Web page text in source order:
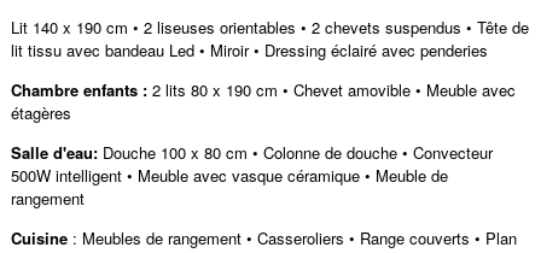
Lit 140 x 190 cm • 2 liseuses orientables • 2 chevets suspendus • Tête de
lit tissu avec bandeau Led • Miroir • Dressing éclairé avec penderies
Chambre enfants :2 lits 80 x 190 cm • Chevet amovible • Meuble avec
étagères
Salle d'eau:Douche 100 x 80 cm • Colonne de douche • Convecteur
500W intelligent • Meuble avec vasque céramique • Meuble de
rangement
Cuisine: Meubles de rangement • Casseroliers • Range couverts • Plan